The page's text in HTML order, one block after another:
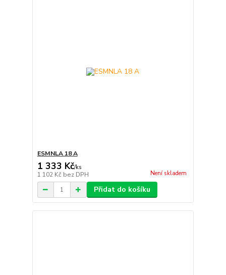
ESMNLA 18 A
1 333 Kč/ks
1 102 Kč bez DPH Není skladem
Přidat do košíku